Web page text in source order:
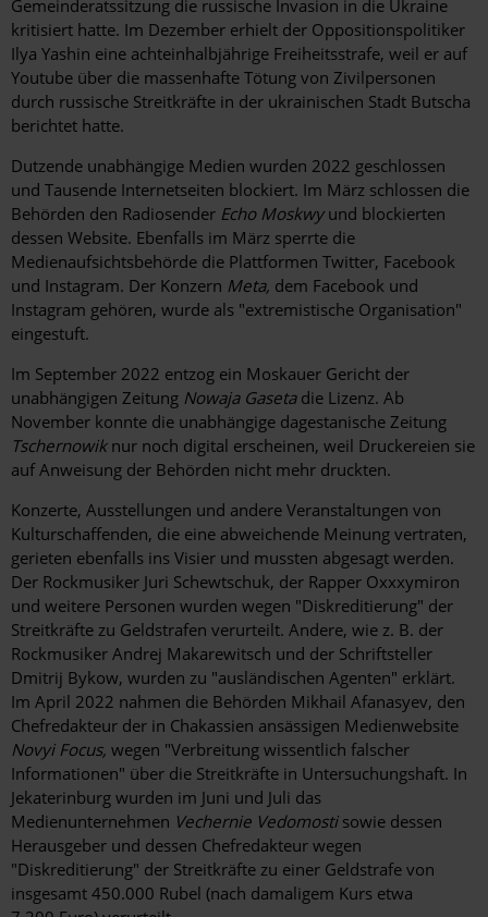
Gemeinderatssitzung die russische Invasion in die Ukraine
kritisiert hatte. Im Dezember erhielt der Oppositionspolitiker
Ilya Yashin eine achteinhalbjährige Freiheitsstrafe, weil er auf
Youtube über die massenhafte Tötung von Zivilpersonen
durch russische Streitkräfte in der ukrainischen Stadt Butscha
berichtet hatte.
Dutzende unabhängige Medien wurden 2022 geschlossen
und Tausende Internetseiten blockiert. Im März schlossen die
Behörden den Radiosender Echo Moskwyund blockierten
dessen Website. Ebenfalls im März sperrte die
Medienaufsichtsbehörde die Plattformen Twitter, Facebook
und Instagram. Der Konzern Meta, dem Facebook und
Instagram gehören, wurde als "extremistische Organisation"
eingestuft.
Im September 2022 entzog ein Moskauer Gericht der
unabhängigen Zeitung Nowaja Gasetadie Lizenz. Ab
November konnte die unabhängige dagestanische Zeitung
Tschernowiknur noch digital erscheinen, weil Druckereien sie
auf Anweisung der Behörden nicht mehr druckten.
Konzerte, Ausstellungen und andere Veranstaltungen von
Kulturschaffenden, die eine abweichende Meinung vertraten,
gerieten ebenfalls ins Visier und mussten abgesagt werden.
Der Rockmusiker Juri Schewtschuk, der Rapper Oxxxymiron
und weitere Personen wurden wegen "Diskreditierung" der
Streitkräfte zu Geldstrafen verurteilt. Andere, wie z. B. der
Rockmusiker Andrej Makarewitsch und der Schriftsteller
Dmitrij Bykow, wurden zu "ausländischen Agenten" erklärt.
Im April 2022 nahmen die Behörden Mikhail Afanasyev, den
Chefredakteur der in Chakassien ansässigen Medienwebsite
Novyi Focus, wegen "Verbreitung wissentlich falscher
Informationen" über die Streitkräfte in Untersuchungshaft. In
Jekaterinburg wurden im Juni und Juli das
Medienunternehmen Vechernie Vedomostisowie dessen
Herausgeber und dessen Chefredakteur wegen
"Diskreditierung" der Streitkräfte zu einer Geldstrafe von
insgesamt 450.000 Rubel (nach damaligem Kurs etwa